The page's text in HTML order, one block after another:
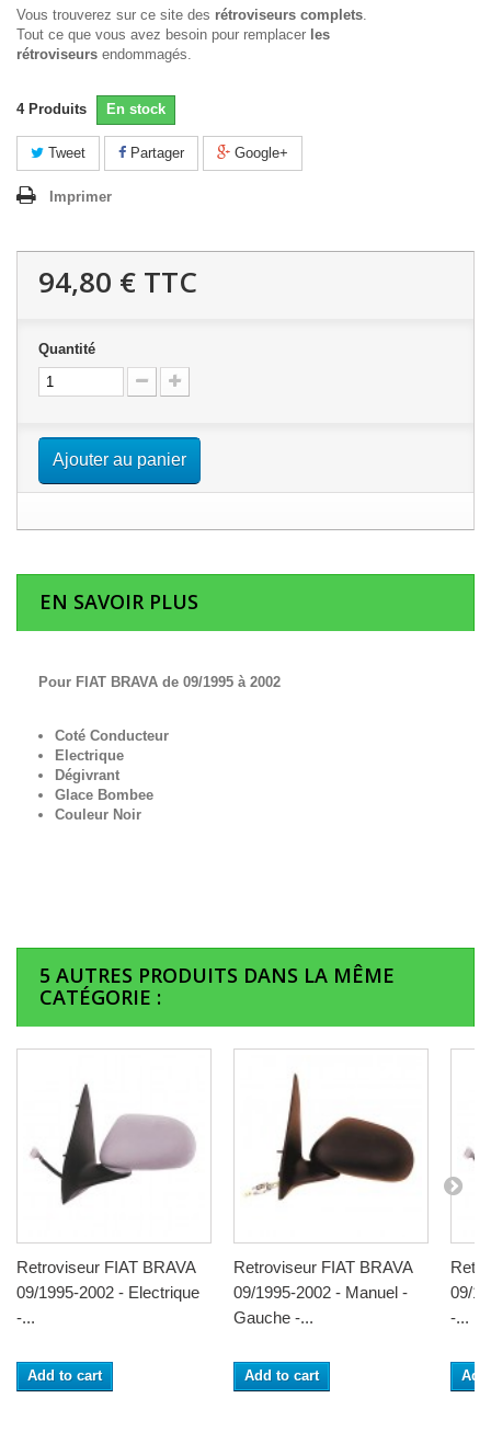
Vous trouverez sur ce site des rétroviseurs complets.
Tout ce que vous avez besoin pour remplacer les
rétroviseurs endommagés.
4 Produits En stock
Tweet Partager Google+
Imprimer
94,80 € TTC
Quantité
Ajouter au panier
EN SAVOIR PLUS
Pour FIAT BRAVA de 09/1995 à 2002
Coté Conducteur
Electrique
Dégivrant
Glace Bombee
Couleur Noir
5 AUTRES PRODUITS DANS LA MÊME
CATÉGORIE :
Retroviseur FIAT BRAVA
09/1995-2002 - Electrique
-...
Add to cart
Retroviseur FIAT BRAVA
09/1995-2002 - Manuel -
Gauche -...
Add to cart
09/
-...